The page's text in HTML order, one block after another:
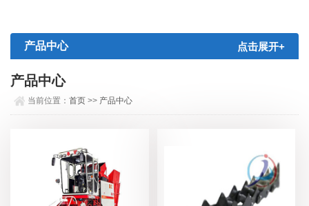
产品中心 点击展开+
产品中心
当前位置：首页 >> 产品中心